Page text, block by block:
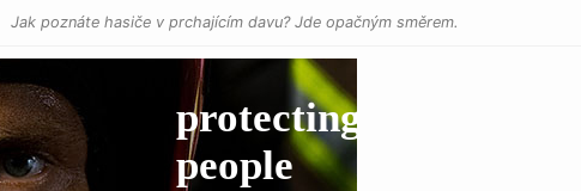
Jak poznáte hasiče v prchajícím davu? Jde opačným směrem.